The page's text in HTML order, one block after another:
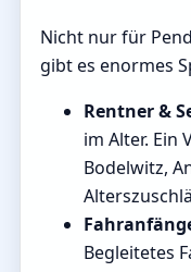
Nicht nur für
gibt es enormes
Rentner &
im Alter. Ein
Bodelwitz,
Begleitetes